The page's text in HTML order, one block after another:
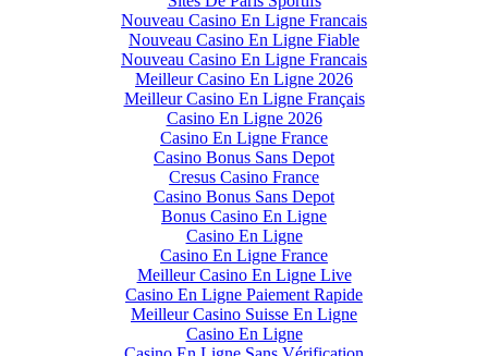
Nouveau Casino En Ligne Francais
Nouveau Casino En Ligne Fiable
Nouveau Casino En Ligne Francais
Meilleur Casino En Ligne 2026
Meilleur Casino En Ligne Français
Casino En Ligne 2026
Casino En Ligne France
Casino Bonus Sans Depot
Cresus Casino France
Casino Bonus Sans Depot
Bonus Casino En Ligne
Casino En Ligne
Casino En Ligne France
Meilleur Casino En Ligne Live
Casino En Ligne Paiement Rapide
Meilleur Casino Suisse En Ligne
Casino En Ligne